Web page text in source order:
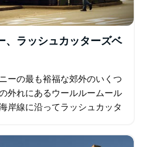
、ラッシュカッターズベ
ーの最も裕福な郊外のいくつ
外れにあるウールルームール
岸線に沿ってラッシュカッタ
かいます。さらに…